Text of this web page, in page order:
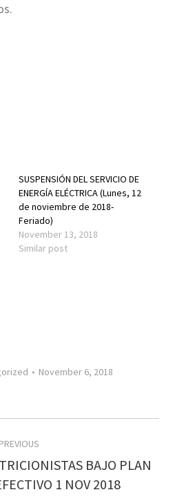
SUSPENSIÓN DEL SERVICIO DE
ENERGÍA ELÉCTRICA (Lunes, 12
de noviembre de 2018-
Feriado)
November 13, 2018
Similar post
November 6, 2018
PREVIOUS
Previous
post:
BAJO PLAN
1 NOV 2018